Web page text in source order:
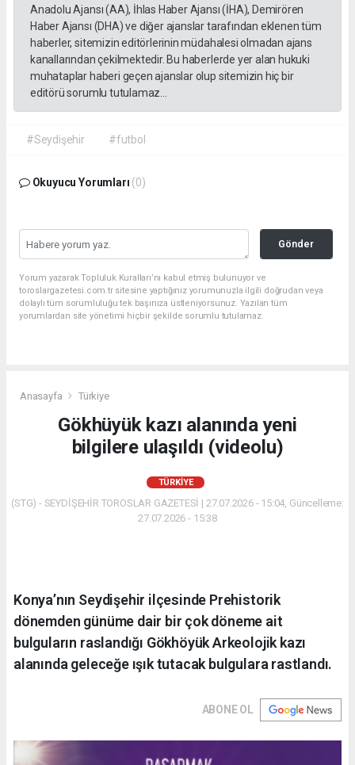
Anadolu Ajansı (AA), İhlas Haber Ajansı (İHA), Demirören
Haber Ajansı (DHA) ve diğer ajanslar tarafından eklenen tüm
haberler, sitemizin editörlerinin müdahalesi olmadan ajans
kanallarından çekilmektedir. Bu haberlerde yer alan hukuki
muhataplar haberi geçen ajanslar olup sitemizin hiç bir
editörü sorumlu tutulamaz...
#Seydişehir #futbol
Okuyucu Yorumları (0)
Gönder
Yorum yazarak Topluluk Kuralları’nı kabul etmiş bulunuyor ve
toroslargazetesi.com.tr sitesine yaptığınız yorumunuzla ilgili doğrudan veya
dolaylı tüm sorumluluğu tek başınıza üstleniyorsunuz. Yazılan tüm
yorumlardan site yönetimi hiçbir şekilde sorumlu tutulamaz.
Anasayfa Türkiye
Gökhüyük kazı alanında yeni
bilgilere ulaşıldı (videolu)
TÜRKIYE
(STG) - SEYDİŞEHİR TOROSLAR GAZETESİ | 27.07.2026 - 15:04, Güncelleme:
27.07.2026 - 15:38
Konya’nın Seydişehir ilçesinde Prehistorik
dönemden günüme dair bir çok döneme ait
bulguların raslandığı Gökhöyük Arkeolojik kazı
alanında geleceğe ışık tutacak bulgulara rastlandı.
ABONE OL